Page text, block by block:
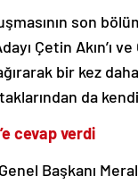
son
Çetin Akın’ı
bir kez
da
cevap verdi
Başkanı